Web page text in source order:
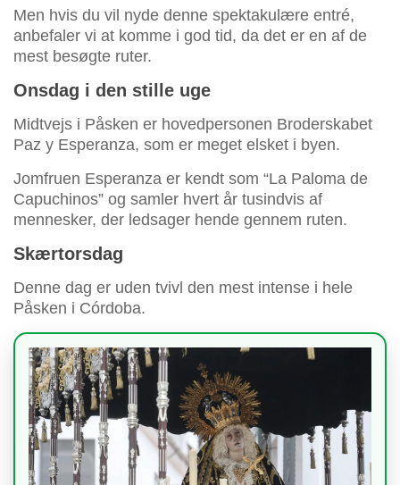
Men hvis du vil nyde denne spektakulære entré,
anbefaler vi at komme i god tid, da det er en af de
mest besøgte ruter.
Onsdag i den stille uge
Midtvejs i Påsken er hovedpersonen Broderskabet
Paz y Esperanza, som er meget elsket i byen.
Jomfruen Esperanza er kendt som “La Paloma de
Capuchinos” og samler hvert år tusindvis af
mennesker, der ledsager hende gennem ruten.
Skærtorsdag
Denne dag er uden tvivl den mest intense i hele
Påsken i Córdoba.